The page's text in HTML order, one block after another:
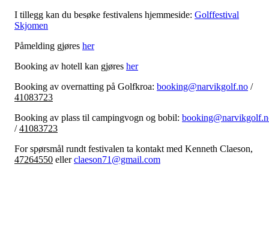
I tillegg kan du besøke festivalens hjemmeside: Golffestival
Skjomen
Påmelding gjøres her
Booking av hotell kan gjøres her
Booking av overnatting på Golfkroa: booking@narvikgolf.no /
41083723
Booking av plass til campingvogn og bobil:
/41083723
For spørsmål rundt festivalen ta kontakt med Kenneth Claeson,
47264550 ellerclaeson71@gmail.com